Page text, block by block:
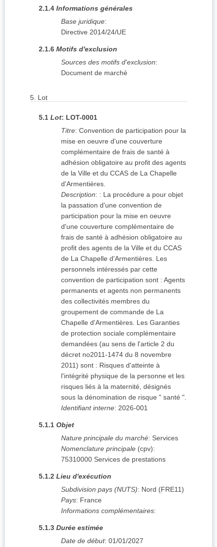
2.1.4 Informations générales
Base juridique:
Directive 2014/24/UE
2.1.6 Motifs d'exclusion
Sources des motifs d'exclusion:
Document de marché
5. Lot
5.1 Lot: LOT-0001
Titre: Convention de participation pour la
mise en oeuvre d'une couverture
complémentaire de frais de santé à
adhésion obligatoire au profit des agents
de la Ville et du CCAS de La Chapelle
d'Armentières.
Description: : La procédure a pour objet
la passation d'une convention de
participation pour la mise en oeuvre
d'une couverture complémentaire de
frais de santé à adhésion obligatoire au
profit des agents de la Ville et du CCAS
de La Chapelle d'Armentières. Les
personnels intéressés par cette
convention de participation sont : Agents
permanents et agents non permanents
des collectivités membres du
groupement de commande de La
Chapelle d'Armentières. Les Garanties
de protection sociale complémentaire
demandées (au sens de l'article 2 du
décret no2011-1474 du 8 novembre
2011) sont : Risques d'atteinte à
l'intégrité physique de la personne et les
risques liés à la maternité, désignés
sous la dénomination de risque " santé ".
Identifiant interne: 2026-001
5.1.1 Objet
Nature principale du marché: Services
Nomenclature principale (cpv):
75310000 Services de prestations
5.1.2 Lieu d'exécution
Subdivision pays (NUTS): Nord (FRE11)
Pays: France
Informations complémentaires:
5.1.3 Durée estimée
Date de début: 01/01/2027